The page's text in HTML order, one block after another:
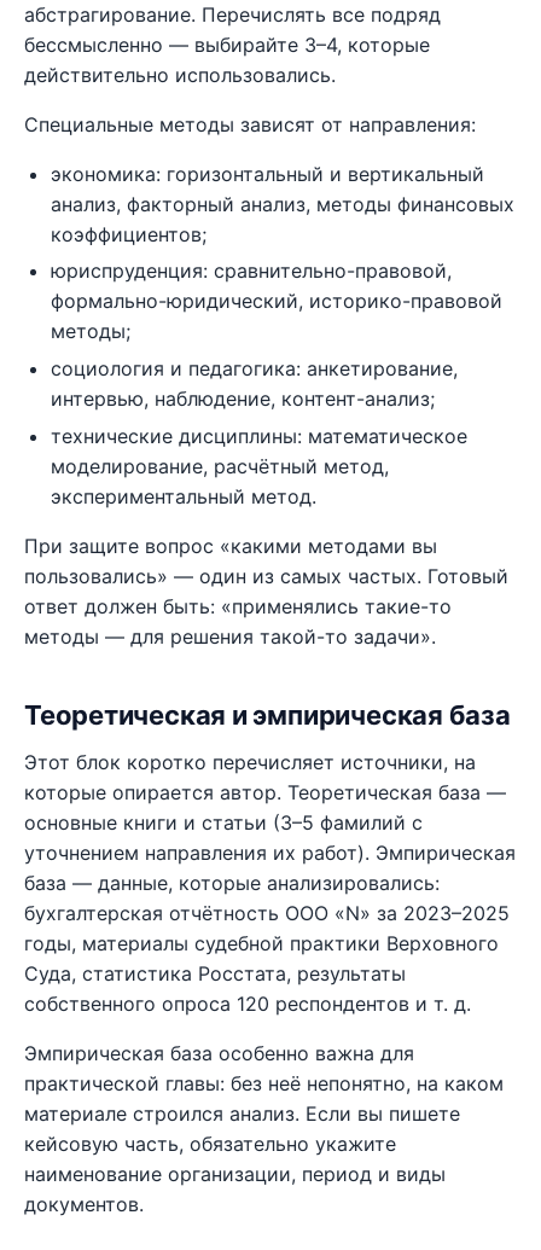
абстрагирование. Перечислять все подряд
бессмысленно — выбирайте 3–4, которые
действительно использовались.
Специальные методы зависят от направления:
экономика: горизонтальный и вертикальный
анализ, факторный анализ, методы финансовых
коэффициентов;
юриспруденция: сравнительно-правовой,
формально-юридический, историко-правовой
методы;
социология и педагогика: анкетирование,
интервью, наблюдение, контент-анализ;
технические дисциплины: математическое
моделирование, расчётный метод,
экспериментальный метод.
При защите вопрос «какими методами вы
пользовались» — один из самых частых. Готовый
ответ должен быть: «применялись такие-то
методы — для решения такой-то задачи».
Теоретическая и эмпирическая база
Этот блок коротко перечисляет источники, на
которые опирается автор. Теоретическая база —
основные книги и статьи (3–5 фамилий с
уточнением направления их работ). Эмпирическая
база — данные, которые анализировались:
бухгалтерская отчётность ООО «N» за 2023–2025
годы, материалы судебной практики Верховного
Суда, статистика Росстата, результаты
собственного опроса 120 респондентов и т. д.
Эмпирическая база особенно важна для
практической главы: без неё непонятно, на каком
материале строился анализ. Если вы пишете
кейсовую часть, обязательно укажите
наименование организации, период и виды
документов.